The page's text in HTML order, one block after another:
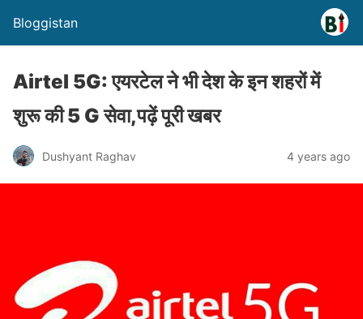
Bloggistan
Airtel 5G: एयरटेल ने भी देश के इन शहरों में
शुरू की 5 G सेवा,पढ़ें पूरी खबर
Dushyant Raghav 4 years ago